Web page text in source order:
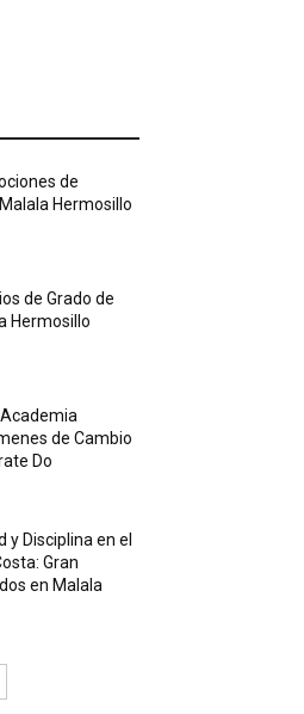
de
Hermosillo
de Grado de
Hermosillo
de Cambio
Do
y Disciplina en el
Gran
en Malala